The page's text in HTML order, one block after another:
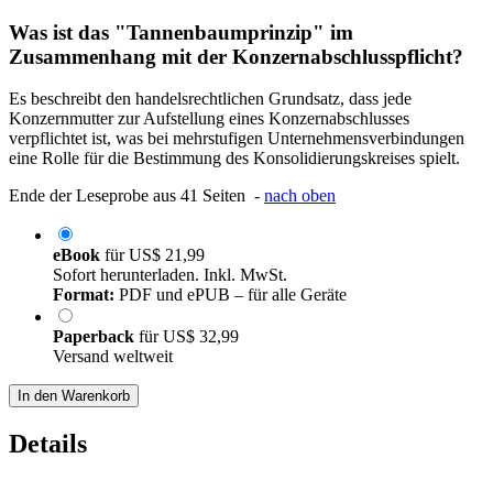
Was ist das "Tannenbaumprinzip" im
Zusammenhang mit der Konzernabschlusspflicht?
Es beschreibt den handelsrechtlichen Grundsatz, dass jede
Konzernmutter zur Aufstellung eines Konzernabschlusses
verpflichtet ist, was bei mehrstufigen Unternehmensverbindungen
eine Rolle für die Bestimmung des Konsolidierungskreises spielt.
Ende der Leseprobe aus 41 Seiten - nach oben
eBook fürUS$ 21,99
Sofort herunterladen. Inkl. MwSt.
Format: PDF und ePUB – für alle Geräte
Paperback fürUS$ 32,99
Versand weltweit
In den Warenkorb
Details